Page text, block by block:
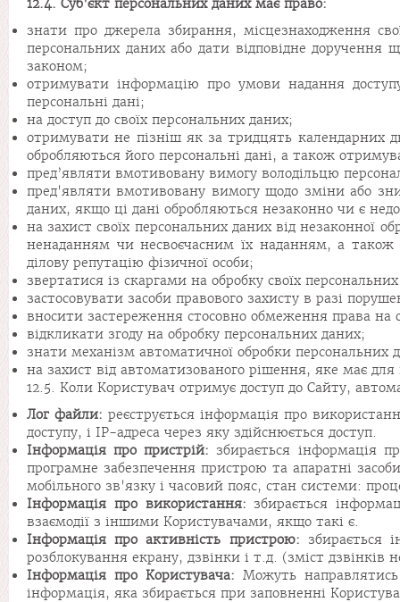
12.4. Суб'єкт персональних даних має право:
знати про джерела збирання, місцезнаходження
персональних даних або дати відповідне
законом;
отримувати інформацію про умови надання
персональні дані;
на доступ до своїх персональних даних;
отримувати не пізніш як за тридцять календарних
обробляються його персональні дані, а також
пред’являти вмотивовану вимогу володільцю
пред'являти вмотивовану вимогу щодо зміни або
даних, якщо ці дані обробляються незаконно чи є
на захист своїх персональних даних від
ненаданням чи несвоєчасним їх наданням, а також
ділову репутацію фізичної особи;
звертатися із скаргами на обробку своїх
застосовувати засоби правового захисту в разі
вносити застереження стосовно обмеження права на
відкликати згоду на обробку персональних даних;
знати механізм автоматичної обробки персональних
на захист від автоматизованого рішення, яке має для
12.5. Коли Користувач отримує доступ до Сайту,
Лог файли: реєструється інформація про
доступу, і IP-адреса через яку здійснюється доступ.
Інформація про пристрій: збирається інформація
програмне забезпечення пристрою та апаратні
мобільного зв'язку і часовий пояс, стан системи:
Інформація про використання: збирається
взаємодії з іншими Користувачами, якщо такі є.
Інформація про активність пристрою: збирається
розблокування екрану, дзвінки і т.д. (зміст дзвінків
Інформація про Користувача: Можуть
інформація, яка збирається при заповненні